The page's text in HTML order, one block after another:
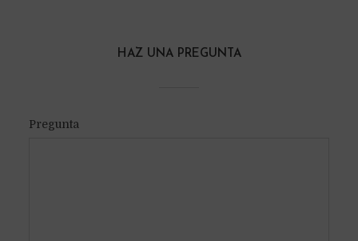
HAZ UNA PREGUNTA
Pregunta